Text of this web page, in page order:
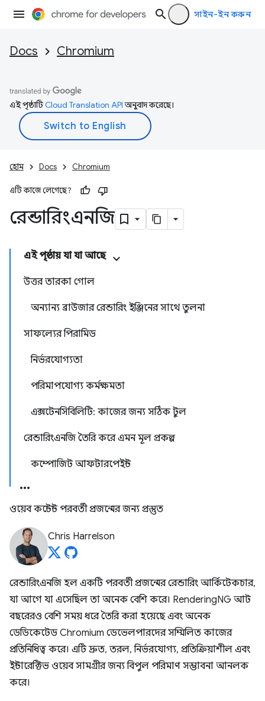
সাইন-ইন করুন
Docs Chromium
এই পৃষ্ঠাটিCloud Translation APIঅনুবাদ করেছে।
হোম Docs Chromium
এটি কাজে লেগেছে?
রেন্ডারিংএনজি
এই পৃষ্ঠায় যা যা আছে
উত্তর তারকা গোল
অন্যান্য ব্রাউজার রেন্ডারিং ইঞ্জিনের সাথে তুলনা
সাফল্যের পিরামিড
নির্ভরযোগ্যতা
পরিমাপযোগ্য কর্মক্ষমতা
এক্সটেনসিবিলিটি: কাজের জন্য সঠিক টুল
রেন্ডারিংএনজি তৈরি করে এমন মূল প্রকল্প
কম্পোজিট আফটারপেইন্ট
ওয়েব কন্টেন্ট পরবর্তী প্রজন্মের জন্য প্রস্তুত
Chris Harrelson
রেন্ডারিংএনজি হল একটি পরবর্তী প্রজন্মের রেন্ডারিং আর্কিটেকচার,
যা আগে যা এসেছিল তা অনেক বেশি করে। RenderingNG আট
বছরেরও বেশি সময় ধরে তৈরি করা হয়েছে এবং অনেক
ডেডিকেটেড Chromium ডেভেলপারদের সম্মিলিত কাজের
প্রতিনিধিত্ব করে। এটি দ্রুত, তরল, নির্ভরযোগ্য, প্রতিক্রিয়াশীল এবং
ইন্টারেক্টিভ ওয়েব সামগ্রীর জন্য বিপুল পরিমাণ সম্ভাবনা আনলক
করে।